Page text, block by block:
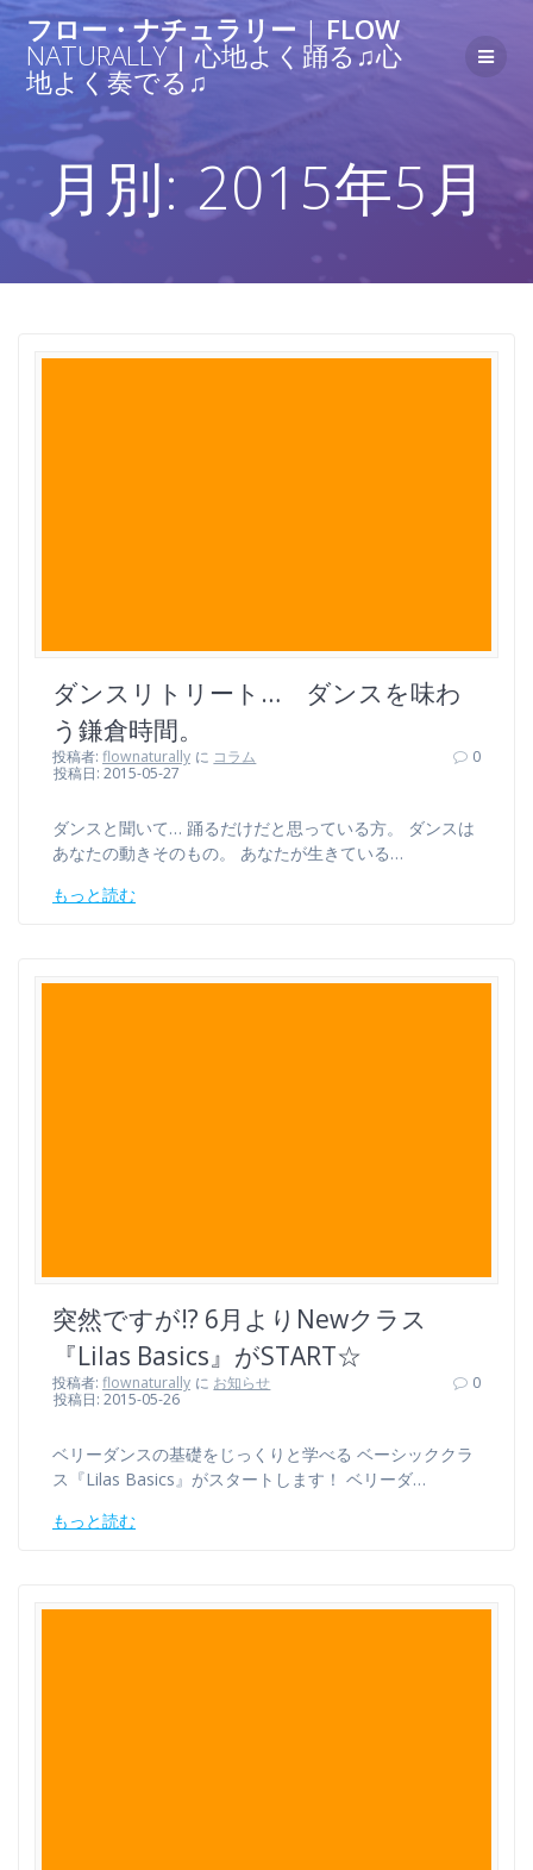
フロー・ナチュラリー| FLOW
NATURALLY| 心地よく踊る♫心
地よく奏でる♫
月別: 2015年5月
ダンスリトリート… ダンスを味わ
う鎌倉時間。
投稿者: flownaturally に コラム
投稿日: 2015-05-27
0
ダンスと聞いて… 踊るだけだと思っている方。 ダンスは
あなたの動きそのもの。 あなたが生きている…
もっと読む
突然ですが!? 6月よりNewクラス
『Lilas Basics』がSTART☆
投稿者: flownaturally に お知らせ
投稿日: 2015-05-26
0
ベリーダンスの基礎をじっくりと学べる ベーシッククラ
ス『Lilas Basics』がスタートします！ ベリーダ…
もっと読む